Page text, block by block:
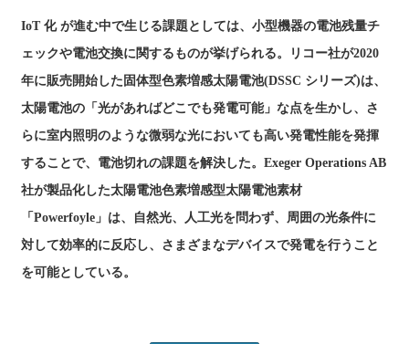
IoT 化 が進む中で生じる課題としては、小型機器の電池残量チ
ェックや電池交換に関するものが挙げられる。リコー社が2020
年に販売開始した固体型色素増感太陽電池(DSSC シリーズ)は、
太陽電池の「光があればどこでも発電可能」な点を生かし、さ
らに室内照明のような微弱な光においても高い発電性能を発揮
することで、電池切れの課題を解決した。Exeger Operations AB
社が製品化した太陽電池色素増感型太陽電池素材
「Powerfoyle」は、自然光、人工光を問わず、周囲の光条件に
対して効率的に反応し、さまざまなデバイスで発電を行うこと
を可能としている。